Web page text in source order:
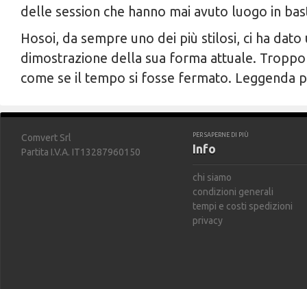
delle session che hanno mai avuto luogo in
Hosoi, da sempre uno dei più stilosi, ci ha dato
dimostrazione della sua forma attuale. Troppo
come se il tempo si fosse fermato. Leggenda
Comvert Srl
Partita I.V.A. IT13287960150
PER SAPERNE DI PIÙ
Info
chi siamo
condizioni generali
tempi e costi spedizioni
privacy